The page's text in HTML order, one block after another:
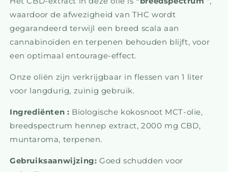
waardoor de afwezigheid van THC wordt
gegarandeerd terwijl een breed scala aan
cannabinoïden en terpenen behouden blijft, voor
een optimaal entourage-effect.
Onze oliën zijn verkrijgbaar in flessen van 1 liter
voor langdurig, zuinig gebruik.
Ingrediënten : Biologische kokosnoot MCT-olie,
breedspectrum hennep extract, 2000 mg CBD,
muntaroma, terpenen.
Gebruiksaanwijzing: Goed schudden voor